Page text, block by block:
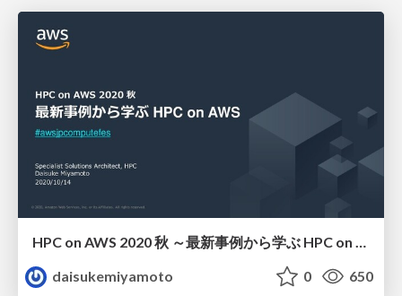
HPC on AWS 2020 秋 ～最新事例から学ぶ HPC on AWS～
daisukemiyamoto
0 650